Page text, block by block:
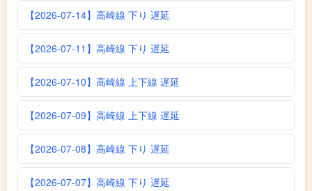
【2026-07-14】高崎線 下り 遅延
【2026-07-11】高崎線 下り 遅延
【2026-07-10】高崎線 上下線 遅延
【2026-07-09】高崎線 上下線 遅延
【2026-07-08】高崎線 下り 遅延
【2026-07-07】高崎線 下り 遅延